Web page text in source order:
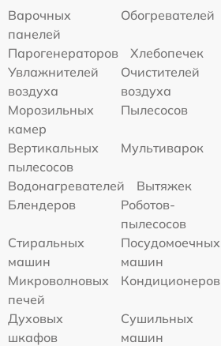
Варочных
панелей
Обогревателей
Парогенераторов
Хлебопечек
Увлажнителей
воздуха
Очистителей
воздуха
Морозильных
камер
Пылесосов
Вертикальных
пылесосов
Мультиварок
Водонагревателей
Вытяжек
Блендеров
Роботов-
пылесосов
Стиральных
машин
Посудомоечных
машин
Микроволновых
печей
Кондиционеров
Духовых
шкафов
Сушильных
машин